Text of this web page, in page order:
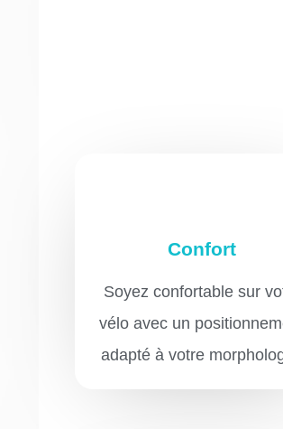
Confort
Soyez confortable sur
vélo avec un
adapté à votre